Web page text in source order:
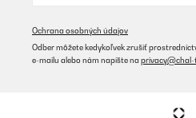
Ochrana osobných údajov
Odber môžete kedykoľvek zrušiť
e-mailu alebo nám napíšte na privacy@chal-